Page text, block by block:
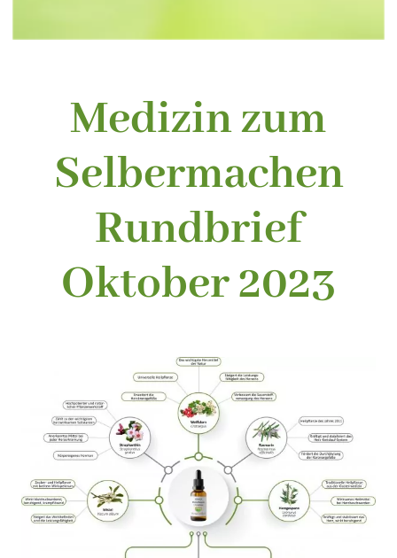
Medizin zum
Selbermachen
Rundbrief
Oktober 2023